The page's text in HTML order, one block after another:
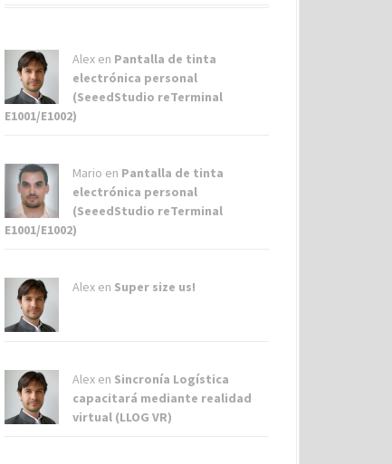
Alex en Pantalla de tinta
electrónica personal
(SeeedStudio reTerminal
E1001/E1002)
Mario en Pantalla de tinta
electrónica personal
(SeeedStudio reTerminal
E1001/E1002)
Alex en Super size us!
Alex en Sincronía Logística
capacitará mediante realidad
virtual (LLOG VR)